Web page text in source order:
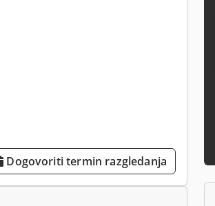
Dogovoriti termin razgledanja